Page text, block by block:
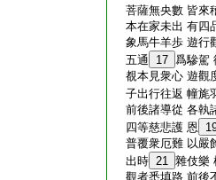
菩薩無央數 皆來
本在家未出 有四
象馬牛羊歩 遊行
五通
17 爲驂駕
覩本見衆心 遊觀
子出行往返 幢旄
前後諸導從 各執
四等慈悲護 恩
普覆衆厄難 以嚴
出時 21 雜伎樂
觀者悉填路 前後